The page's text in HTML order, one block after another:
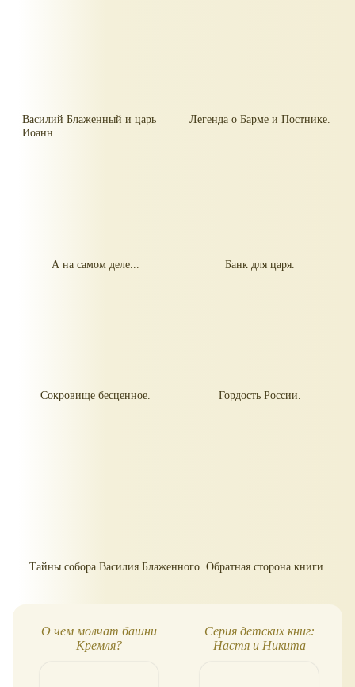
Василий Блаженный и царь
Иоанн.
Легенда о Барме и Постнике.
А на самом деле... Банк для царя.
Сокровище бесценное. Гордость России.
Тайны собора Василия Блаженного. Обратная сторона книги.
О чем молчат башни
Кремля?
Серия детских книг:
Настя и Никита